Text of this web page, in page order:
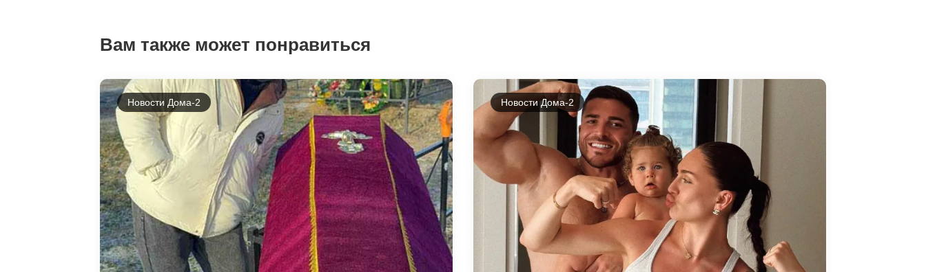
Вам также может понравиться
Новости Дома-2 Новости Дома-2